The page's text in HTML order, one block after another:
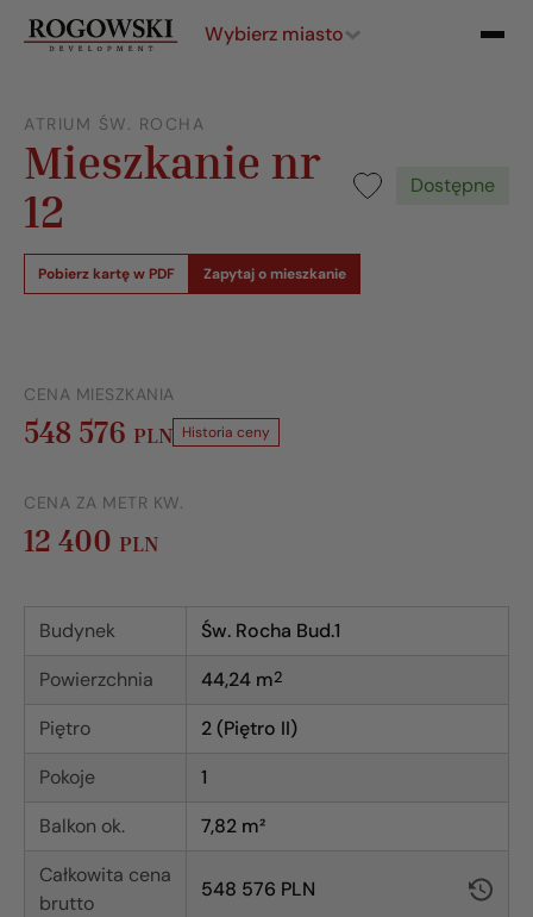
Wybierz miasto
ATRIUM ŚW. ROCHA
Mieszkanie nr
12
Dostępne
Pobierz kartę w PDF Zapytaj o mieszkanie
CENA MIESZKANIA
548 576 PLN Historia ceny
CENA ZA METR KW.
12 400 PLN
Budynek
Św. Rocha Bud.1
Powierzchnia
44,24 m2
Piętro
2 (Piętro II)
Pokoje
1
Balkon ok.
7,82 m²
Całkowita cena
brutto
548 576 PLN